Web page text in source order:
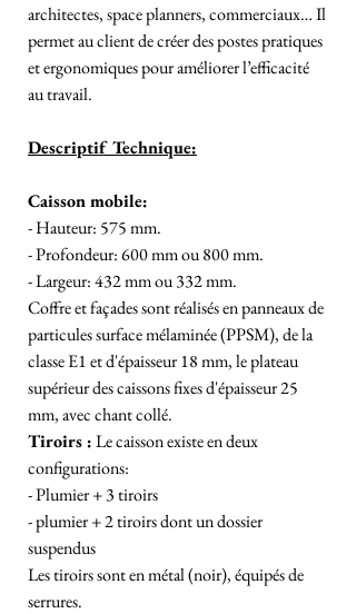
architectes, space planners, commerciaux… Il
permet au client de créer des postes pratiques
et ergonomiques pour améliorer l’efficacité
au travail.
Descriptif Technique:
Caisson mobile:
- Hauteur: 575 mm.
- Profondeur: 600 mm ou 800 mm.
- Largeur: 432 mm ou 332 mm.
Coffre et façades sont réalisés en panneaux de
particules surface mélaminée (PPSM), de la
classe E1 et d'épaisseur 18 mm, le plateau
supérieur des caissons fixes d'épaisseur 25
mm, avec chant collé.
Tiroirs :Le caisson existe en deux
configurations:
- Plumier + 3 tiroirs
- plumier + 2 tiroirs dont un dossier
suspendus
Les tiroirs sont en métal (noir), équipés de
serrures.